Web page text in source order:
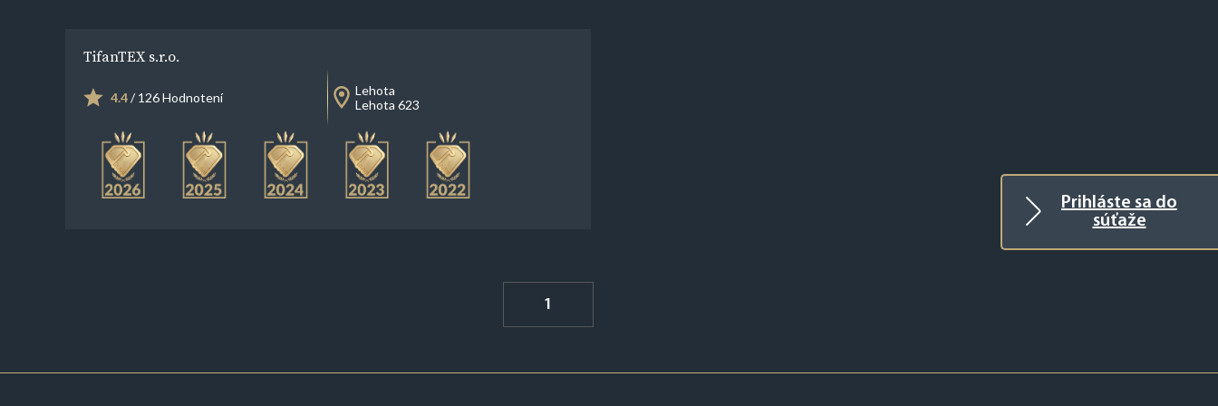
Prihláste sa do
súťaže
TifanTEX s.r.o.
4.4/ 126 Hodnotení
Lehota
Lehota 623
1